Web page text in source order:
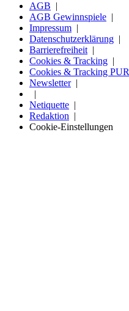
AGB
AGB Gewinnspiele
Impressum
Datenschutzerklärung
Barrierefreiheit
Cookies & Tracking
Cookies & Tracking PUR
Newsletter
Netiquette
Redaktion
Cookie-Einstellungen